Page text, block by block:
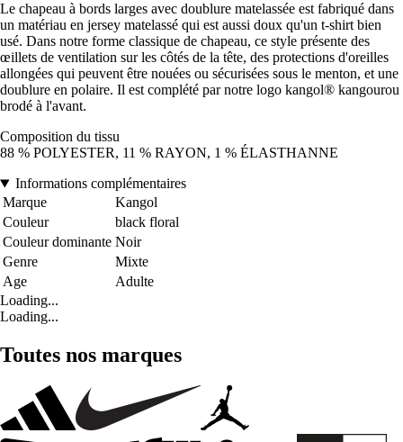
Le chapeau à bords larges avec doublure matelassée est fabriqué dans
un matériau en jersey matelassé qui est aussi doux qu'un t-shirt bien
usé. Dans notre forme classique de chapeau, ce style présente des
œillets de ventilation sur les côtés de la tête, des protections d'oreilles
allongées qui peuvent être nouées ou sécurisées sous le menton, et une
doublure en polaire. Il est complété par notre logo kangol® kangourou
brodé à l'avant.
Composition du tissu
88 % POLYESTER, 11 % RAYON, 1 % ÉLASTHANNE
Informations complémentaires
Marque
Kangol
Couleur
black floral
Couleur dominante Noir
Genre
Mixte
Age
Adulte
Loading...
Loading...
Toutes nos marques